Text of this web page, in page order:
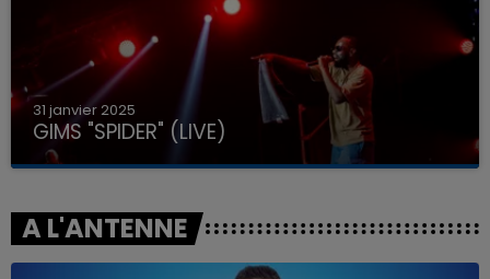
31 janvier 2025
GIMS "SPIDER" (LIVE)
A L'ANTENNE